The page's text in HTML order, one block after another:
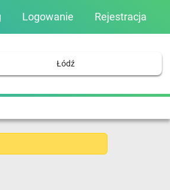
Logowanie Rejestracja
Łódź